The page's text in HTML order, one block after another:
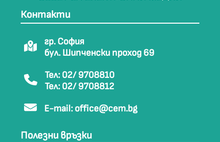
Контакти
гр. София
бул. Шипченски проход 69
Тел: 02/ 9708810
Тел: 02/ 9708812
E-mail: office@cem.bg
Полезни връзки